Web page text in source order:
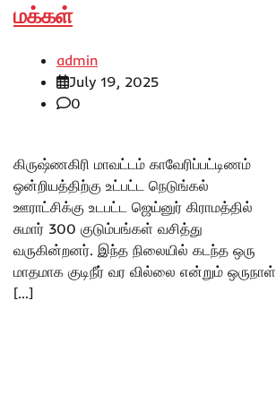
மக்கள்
admin
July 19, 2025
0
கிருஷ்ணகிரி மாவட்டம் காவேரிப்பட்டிணம்
ஒன்றியத்திற்கு உட்பட்ட நெடுங்கல்
ஊராட்சிக்கு உடபட்ட ஜெய்னுர் கிராமத்தில்
சுமார் 300 குடும்பங்கள் வசித்து
வருகின்றனர். இந்த நிலையில் கடந்த ஒரு
மாதமாக குடிநீர் வர வில்லை என்றும் ஒருநாள்
[…]